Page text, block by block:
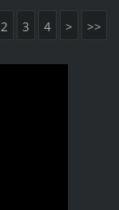
2 3 4 > >>